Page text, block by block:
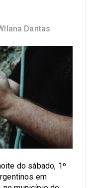
Dantas
do sábado, 1º
em